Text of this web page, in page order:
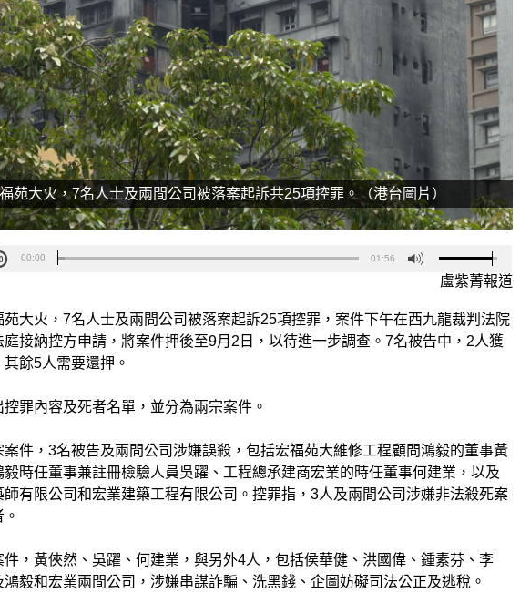
苑大火，7名人士及兩間公司被落案起訴共25項控罪。（港台圖片）
00:00 01:56
盧紫菁報道
苑大火，7名人士及兩間公司被落案起訴25項控罪，案件下午在西九龍裁判法院
庭接納控方申請，將案件押後至9月2日，以待進一步調查。7名被告中，2人獲
其餘5人需要還押。
控罪內容及死者名單，並分為兩宗案件。
案件，3名被告及兩間公司涉嫌誤殺，包括宏福苑大維修工程顧問鴻毅的董事黃
毅時任董事兼註冊檢驗人員吳躍、工程總承建商宏業的時任董事何建業，以及
師有限公司和宏業建築工程有限公司。控罪指，3人及兩間公司涉嫌非法殺死案
件，黃俠然、吳躍、何建業，與另外4人，包括侯華健、洪國偉、鍾素芬、李
鴻毅和宏業兩間公司，涉嫌串謀詐騙、洗黑錢、企圖妨礙司法公正及逃稅。